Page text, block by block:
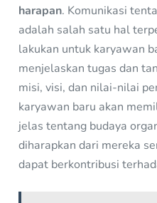
harapan. Komunikasi
adalah salah satu hal
lakukan untuk karyawan
menjelaskan tugas dan
misi, visi, dan nilai-nilai
karyawan baru akan
jelas tentang budaya
diharapkan dari mereka
dapat berkontribusi